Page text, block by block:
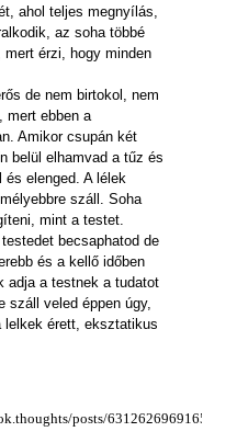
ahol teljes megnyílás,
az soha többé
érzi, hogy minden
de nem birtokol, nem
mert ebben a
Amikor csupán két
belül elhamvad a tűz és
elenged. A lélek
száll. Soha
mint a testet.
becsaphatod de
és a kellő időben
adja a testnek a tudatot
száll veled éppen úgy,
lelkek érett, eksztatikus
posts/631262696916573